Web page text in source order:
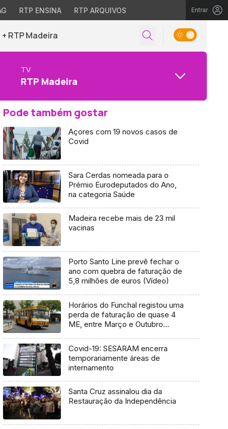
RTP ENSINA RTP ARQUIVOS Entrar
+ RTP Madeira
TV
RTP Madeira
Pode também gostar
Açores com 19 novos casos de
Covid
Sara Cerdas nomeada para o
Prémio Eurodeputados do Ano,
na categoria Saúde
Madeira recebe mais de 23 mil
vacinas
Porto Santo Line prevê fechar o
ano com quebra de faturação de
5,8 milhões de euros (Vídeo)
Horários do Funchal registou uma
perda de faturação de quase 4
ME, entre Março e Outubro
Covid-19: SESARAM encerra
temporariamente áreas de
internamento
Santa Cruz assinalou dia da
Restauração da Independência